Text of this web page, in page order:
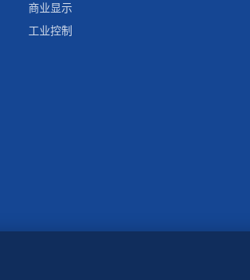
商业显示
工业控制